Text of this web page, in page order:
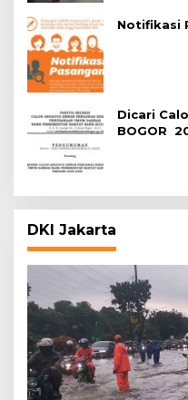
Notifikasi
Dicari
BOGOR
DKI Jakarta